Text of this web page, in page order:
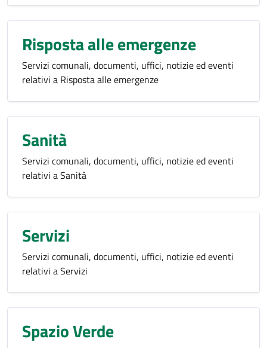
Risposta alle emergenze
Servizi comunali, documenti, uffici, notizie ed eventi
relativi a Risposta alle emergenze
Sanità
Servizi comunali, documenti, uffici, notizie ed eventi
relativi a Sanità
Servizi
Servizi comunali, documenti, uffici, notizie ed eventi
relativi a Servizi
Spazio Verde